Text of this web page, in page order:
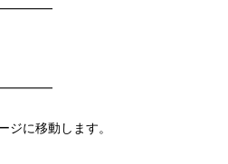
ジに移動します。